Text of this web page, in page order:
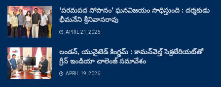
‘పరమపద సోపానం’ ఘనవిజయం సాధిస్తుంది : దర్శకుడు
భీమనేని శ్రీనివాసరావు
APRIL 21, 2026
లండన్, యునైటెడ్ కింగ్డమ్ : కామన్‌వెల్త్ సెక్రటేరియట్‌తో
గ్రీన్ ఇండియా చాలెంజ్ సమావేశం
APRIL 19, 2026